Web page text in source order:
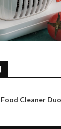
Cleaner Duo